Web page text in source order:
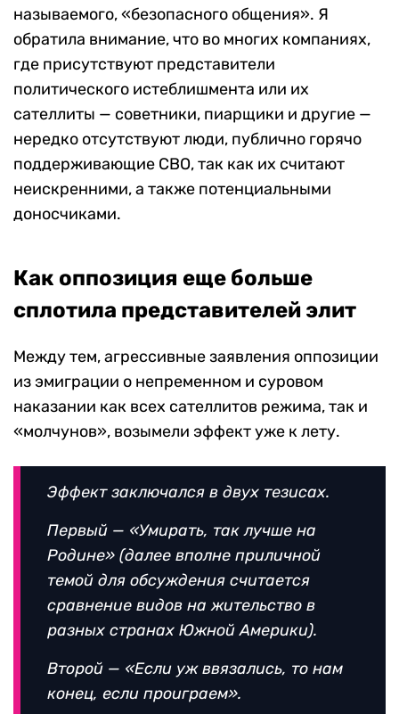
называемого, «безопасного общения». Я
обратила внимание, что во многих компаниях,
где присутствуют представители
политического истеблишмента или их
сателлиты — советники, пиарщики и другие —
нередко отсутствуют люди, публично горячо
поддерживающие СВО, так как их считают
неискренними, а также потенциальными
доносчиками.
Как оппозиция еще больше
сплотила представителей элит
Между тем, агрессивные заявления оппозиции
из эмиграции о непременном и суровом
наказании как всех сателлитов режима, так и
«молчунов», возымели эффект уже к лету.
Эффект заключался в двух тезисах.
Первый — «Умирать, так лучше на
Родине» (далее вполне приличной
темой для обсуждения считается
сравнение видов на жительство в
разных странах Южной Америки).
Второй — «Если уж ввязались, то нам
конец, если проиграем».